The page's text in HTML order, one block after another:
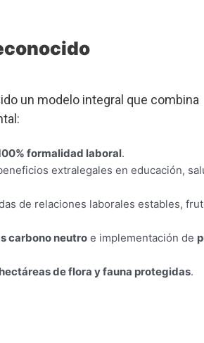
un modelo integral que combina
formalidad laboral.
extralegales en educación,
de relaciones laborales estables,
carbono neutroe implementación de
de flora y fauna protegidas.